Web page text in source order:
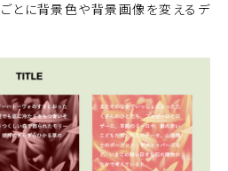
とに背景色や背景画像を変えるデ